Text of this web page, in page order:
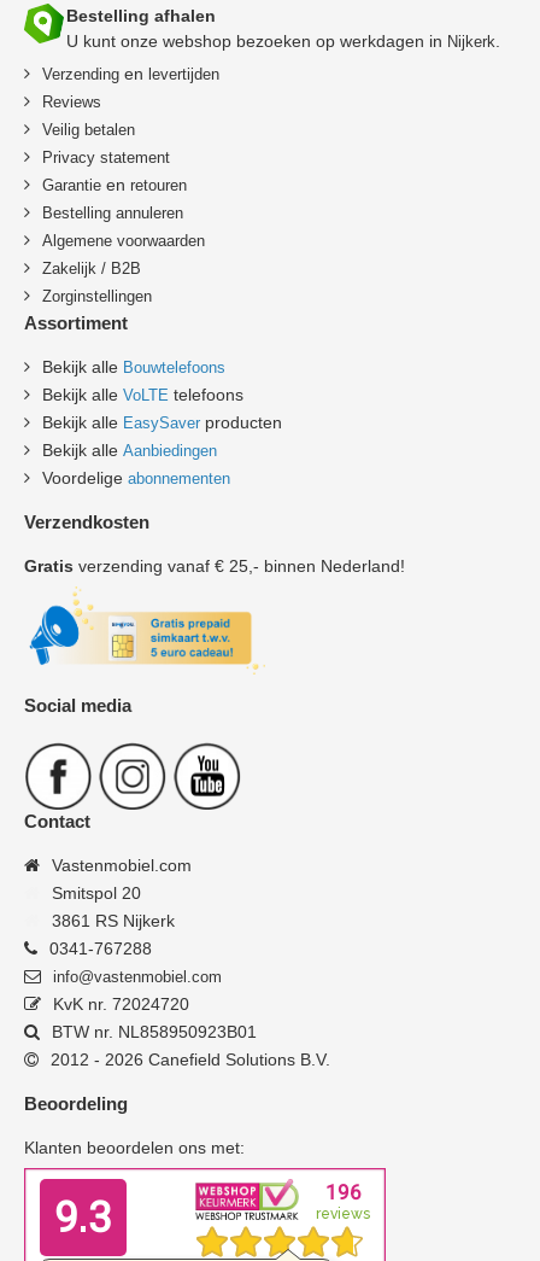
Bestelling afhalen
U kunt onze webshop bezoeken op werkdagen in Nijkerk
Verzending en levertijden
Reviews
Veilig betalen
Privacy statement
Garantie en retouren
Bestelling annuleren
Algemene voorwaarden
Zakelijk / B2B
Zorginstellingen
Assortiment
Bekijk alle Bouwtelefoons
Bekijk alle VoLTE telefoons
Bekijk alle EasySaver producten
Bekijk alle Aanbiedingen
Voordelige abonnementen
Verzendkosten
Gratis verzending vanaf € 25,- binnen Nederland!
Social media
Contact
Vastenmobiel.com
Smitspol 20
3861 RS Nijkerk
0341-767288
info@vastenmobiel.com
KvK nr. 72024720
BTW nr. NL858950923B01
2012 - 2026 Canefield Solutions B.V.
Beoordeling
Klanten beoordelen ons met: